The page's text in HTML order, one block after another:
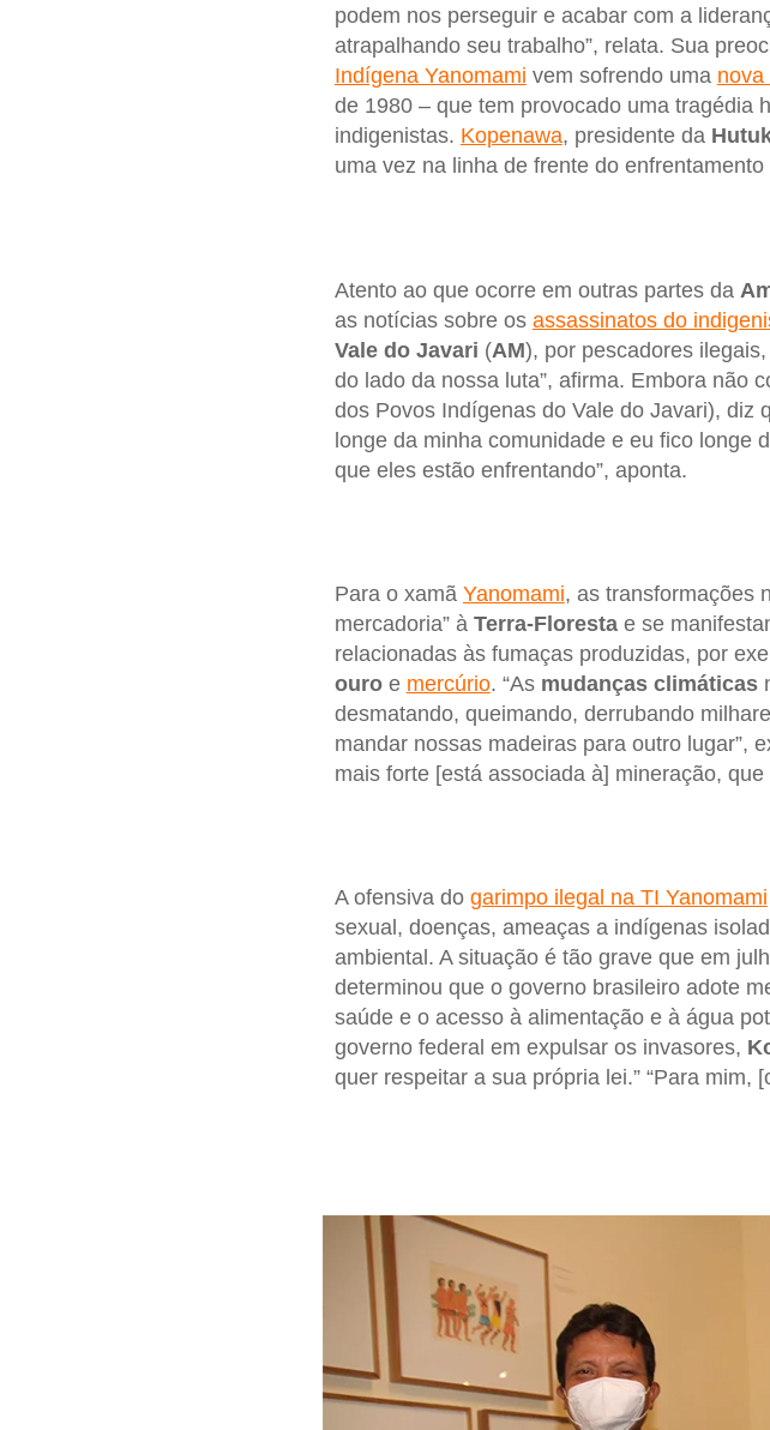
podem nos perseguir e acabar com a
atrapalhando seu trabalho”, relata. Sua
Indígena Yanomami vem sofrendo uma nova
de 1980 – que tem provocado uma tragédia
indigenistas. Kopenawa, presidente da
uma vez na linha de frente do
Atento ao que ocorre em outras partes da
as notícias sobre os assassinatos do
Vale do Javari (AM), por pescadores
do lado da nossa luta”, afirma. Embora não
dos Povos Indígenas do Vale do Javari), diz
longe da minha comunidade e eu fico longe
que eles estão enfrentando”, aponta.
Para o xamã Yanomami, as transformações
mercadoria” à Terra-Florestae se
relacionadas às fumaças produzidas, por
ouroe mercúrio. “As mudanças climáticas
desmatando, queimando, derrubando
mandar nossas madeiras para outro lugar”,
mais forte [está associada à] mineração, que
A ofensiva do garimpo ilegal na TI Yanomami
sexual, doenças, ameaças a indígenas
ambiental. A situação é tão grave que em
determinou que o governo brasileiro adote
saúde e o acesso à alimentação e à água
governo federal em expulsar os invasores,
quer respeitar a sua própria lei.” “Para mim,